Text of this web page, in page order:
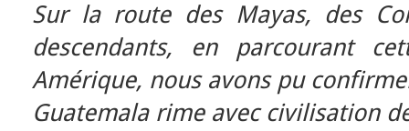
Sur la route des Mayas, des
descendants, en parcourant
Amérique, nous avons pu
Guatemala rime avec civilisation